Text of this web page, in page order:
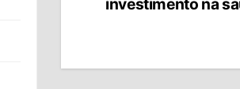
de
investimento na